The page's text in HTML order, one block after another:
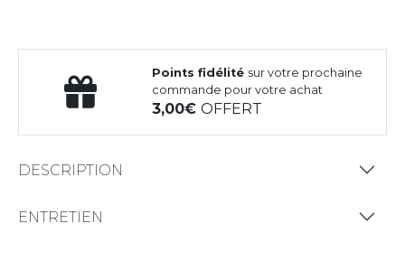
Points fidélité sur votre prochaine
commande pour votre achat
3,00OFFERT
DESCRIPTION
ENTRETIEN